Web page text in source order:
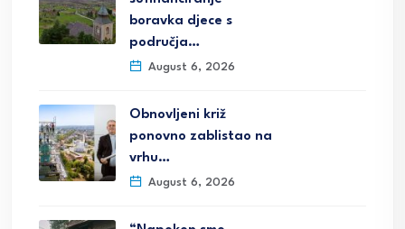
boravka djece s
područja…
August 6, 2026
Obnovljeni križ
ponovno zablistao na
vrhu…
August 6, 2026